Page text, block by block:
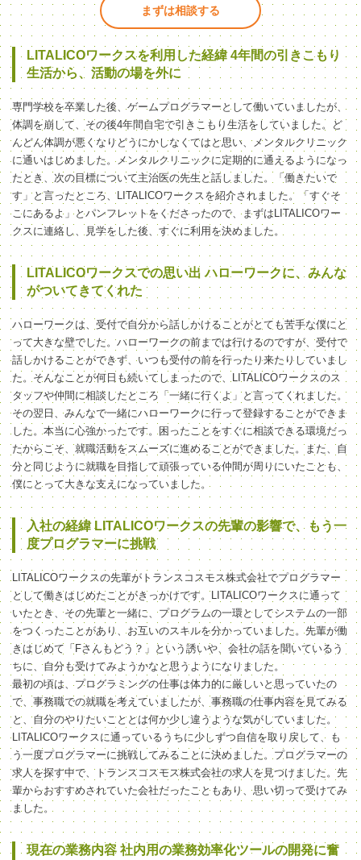
まずは相談する
LITALICOワークスを利用した経緯 4年間の引きこもり
生活から、活動の場を外に
専門学校を卒業した後、ゲームプログラマーとして働いていましたが、
体調を崩して、その後4年間自宅で引きこもり生活をしていました。ど
んどん体調が悪くなりどうにかしなくてはと思い、メンタルクリニック
に通いはじめました。メンタルクリニックに定期的に通えるようになっ
たとき、次の目標について主治医の先生と話しました。「働きたいで
す」と言ったところ、LITALICOワークスを紹介されました。「すぐそ
こにあるよ」とパンフレットをくださったので、まずはLITALICOワー
クスに連絡し、見学をした後、すぐに利用を決めました。
LITALICOワークスでの思い出 ハローワークに、みんな
がついてきてくれた
ハローワークは、受付で自分から話しかけることがとても苦手な僕にと
って大きな壁でした。ハローワークの前までは行けるのですが、受付で
話しかけることができず、いつも受付の前を行ったり来たりしていまし
た。そんなことが何日も続いてしまったので、LITALICOワークスのス
タッフや仲間に相談したところ「一緒に行くよ」と言ってくれました。
その翌日、みんなで一緒にハローワークに行って登録することができま
した。本当に心強かったです。困ったことをすぐに相談できる環境だっ
たからこそ、就職活動をスムーズに進めることができました。また、自
分と同じように就職を目指して頑張っている仲間が周りにいたことも、
僕にとって大きな支えになっていました。
入社の経緯 LITALICOワークスの先輩の影響で、もう一
度プログラマーに挑戦
LITALICOワークスの先輩がトランスコスモス株式会社でプログラマー
として働きはじめたことがきっかけです。LITALICOワークスに通って
いたとき、その先輩と一緒に、プログラムの一環としてシステムの一部
をつくったことがあり、お互いのスキルを分かっていました。先輩が働
きはじめて「Fさんもどう？」という誘いや、会社の話を聞いているう
ちに、自分も受けてみようかなと思うようになりました。
最初の頃は、プログラミングの仕事は体力的に厳しいと思っていたの
で、事務職での就職を考えていましたが、事務職の仕事内容を見てみる
と、自分のやりたいこととは何か少し違うような気がしていました。
LITALICOワークスに通っているうちに少しずつ自信を取り戻して、も
う一度プログラマーに挑戦してみることに決めました。プログラマーの
求人を探す中で、トランスコスモス株式会社の求人を見つけました。先
輩からおすすめされていた会社だったこともあり、思い切って受けてみ
ました。
現在の業務内容 社内用の業務効率化ツールの開発に奮